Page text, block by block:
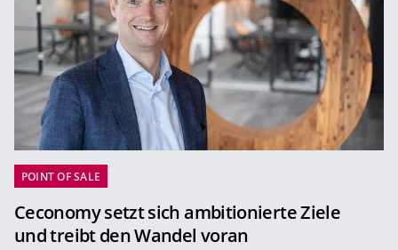
POINT OF SALE
Ceconomy setzt sich ambitionierte Ziele
und treibt den Wandel voran